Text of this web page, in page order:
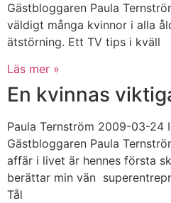
Gästbloggaren Paula
väldigt många kvinnor i alla
ätstörning. Ett TV tips i kväll
Läs mer »
En kvinnas
Paula Ternström 2009-03-24
Gästbloggaren Paula
affär i livet är hennes första
berättar min vän
Tål